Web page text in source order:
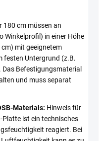
180 cm müssen an
Winkelprofil) in einer Höhe
mit geeignetem
festen Untergrund (z.B.
Befestigungsmaterial
und muss separat
Materials: Hinweis für
Platte ist ein technisches
reagiert. Bei